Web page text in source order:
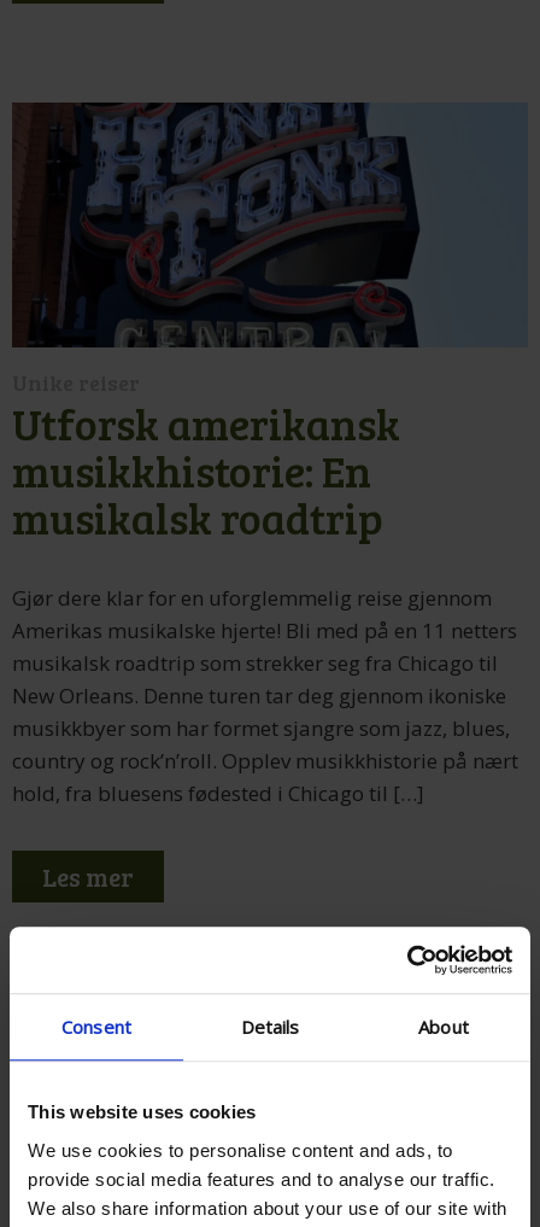
Consent Details About
This website uses cookies
We use cookies to personalise content and ads, to
provide social media features and to analyse our traffic.
We also share information about your use of our site with
Utforsk amerikansk
musikkhistorie: En
musikalsk roadtrip
Gjør dere klar for en uforglemmelig reise gjennom
Amerikas musikalske hjerte! Bli med på en 11 netters
musikalsk roadtrip som strekker seg fra Chicago til
New Orleans. Denne turen tar deg gjennom ikoniske
musikkbyer som har formet sjangre som jazz, blues,
country og rock’n’roll. Opplev musikkhistorie på nært
hold, fra bluesens fødested i Chicago til […]
Les mer